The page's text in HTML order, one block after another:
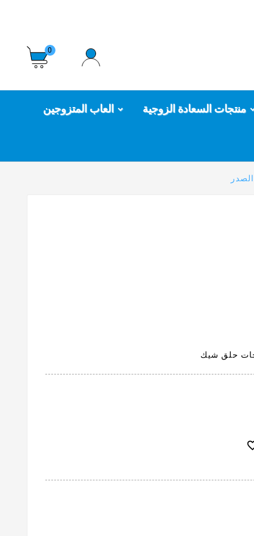
0
منتجات السعادة الزوجية العاب المتزوجين
حلق شيك